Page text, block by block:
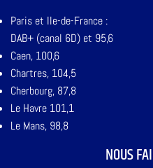
Paris et Ile-de-France :
DAB+ (canal 6D) et 95,6
Caen, 100,6
Chartres, 104,5
Cherbourg, 87,8
Le Havre 101,1
Le Mans, 98,8
NOUS